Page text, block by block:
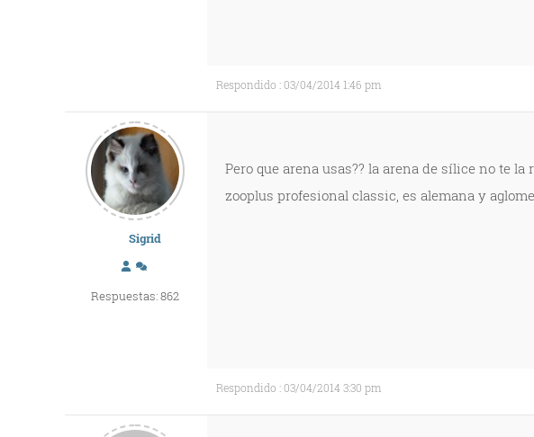
Respondido : 03/04/2014 1:46 pm
Sigrid
Respuestas: 862
Pero que arena usas?? la arena de sílice no te
zooplus profesional classic, es alemana y
Respondido : 03/04/2014 3:30 pm